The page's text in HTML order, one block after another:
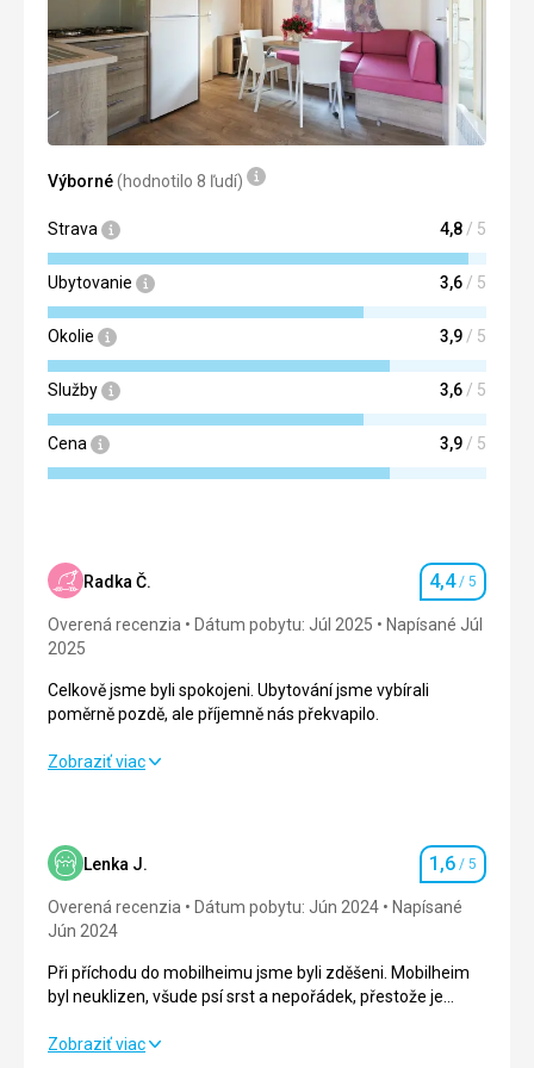
Výborné(hodnotilo 8 ľudí)
Strava 4,8 / 5
Ubytovanie 3,6 / 5
Okolie 3,9 / 5
Služby 3,6 / 5
Cena 3,9 / 5
Radka Č. Hodnotenie
4,4/ 5
Overená recenzia Dátum pobytu: Júl 2025
Napísané Júl
2025
Celkově jsme byli spokojeni. Ubytování jsme vybírali
poměrně pozdě, ale příjemně nás překvapilo.
Celkově jsme byli spokojeni. Ubytování jsme vybírali
Ubytovanie 4,0/ 5
Okolie
Služby 4,0/ 5
Zobraziť viac
Lenka J. Hodnotenie
1,6 / 5
Overená recenzia Dátum pobytu: Jún 2024
Napísané
Jún 2024
Při příchodu do mobilheimu jsme byli zděšeni. Mobilheim
byl neuklizen, všude psí srst a nepořádek, přestože je
zastaralé. Na vyžádání nám byl mobilheim ihned vyměněn.
Při příchodu do mobilheimu jsme byli zděšeni. Mobilheim
Zobraziť viac